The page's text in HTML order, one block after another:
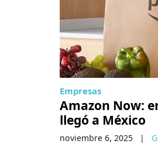
Empresas
Amazon Now:
llegó a México
noviembre 6, 2025 |